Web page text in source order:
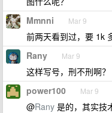
Mmnni Mar 9
前两天看到过，要 1k
Rany Mar 9
这样写号，刑不刑啊？
power100 Mar 9
@Rany 是的，其实技